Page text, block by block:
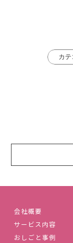
会社概要
サービス内容
おしごと事例